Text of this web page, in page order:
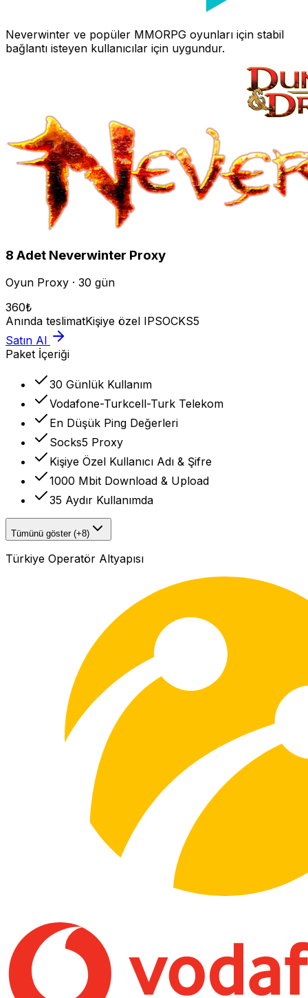
Neverwinter ve popüler MMORPG oyunları için stabil
bağlantı isteyen kullanıcılar için uygundur.
8 Adet Neverwinter Proxy
Oyun Proxy · 30 gün
360₺
Anında teslimatKişiye özel IPSOCKS5
Satın Al
Paket İçeriği
30 Günlük Kullanım
Vodafone-Turkcell-Turk Telekom
En Düşük Ping Değerleri
Socks5 Proxy
Kişiye Özel Kullanıcı Adı & Şifre
1000 Mbit Download & Upload
35 Aydır Kullanımda
Tümünü göster (+8)
Türkiye Operatör Altyapısı